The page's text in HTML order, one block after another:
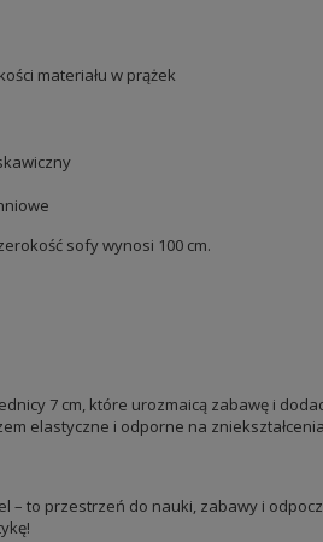
materiału w prążek
sofy wynosi 100 cm.
7 cm, które urozmaicą zabawę i
elastyczne i odporne na
– to przestrzeń do nauki, zabawy i